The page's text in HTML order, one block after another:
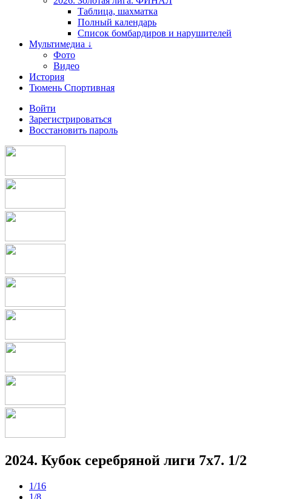
Таблица, шахматка
Полный календарь
Список бомбардиров и нарушителей
Мультимедиа ↓
Фото
Видео
История
Тюмень Спортивная
Войти
Зарегистрироваться
Восстановить пароль
2024. Кубок серебряной лиги 7х7. 1/2
1/16
1/8